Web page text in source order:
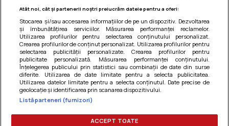
Termeni si conditii |
confidentialitate|Gestionați preferințele
Atât noi, cât și partenerii noștri prelucrăm datele pentru a oferi:
Stocarea și/sau accesarea informațiilor de pe un dispozitiv. Dezvoltarea
și îmbunătățirea serviciilor. Măsurarea performanței reclamelor.
Utilizarea profilurilor pentru selectarea conținutului personalizat.
Crearea profilurilor de conținut personalizat. Utilizarea profilurilor pentru
selectarea publicității personalizate. Crearea profilurilor pentru
publicitate personalizată. Măsurarea performanței conținutului.
Înțelegerea publicului prin statistici sau combinații de date din surse
diferite. Utilizarea de date limitate pentru a selecta publicitatea.
Utilizarea datelor limitate pentru a selecta conținutul. Date precise de
geolocație și identificarea prin scanarea dispozitivului.
Listă parteneri (furnizori)
ACCEPT TOATE